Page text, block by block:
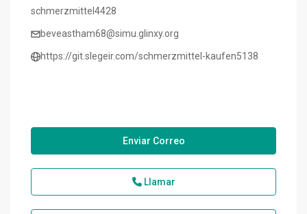
schmerzmittel4428
beveastham68@simu.glinxy.org
https://git.slegeir.com/schmerzmittel-kaufen5138
Enviar Correo
Llamar